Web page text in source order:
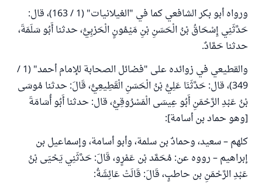
ورواه أبو بكر الشافعي كما في "الغيلانيات" (1 / 163)، قال:
حَدَّثَنِي إِسْحَاقُ بْنُ الْحَسَنِ بْنِ مَيْمُونٍ الْحَرْبِيُّ، حدثنا أَبُو سَلَمَةَ،
حدثنا حَمَّادٌ.
والقطيعي في زوائده على "فضائل الصحابة للإمام أحمد" (1 /
349)، قال: حَدَّثَنَا عَلِيُّ بْنُ الْحَسَنِ الْقَطِيعِيُّ، قَالَ: حدثنا مُوسَى
بْنُ عَبْدِ الرَّحْمَنِ أَبُو عِيسَى الْمَسْرُوقِيُّ، قال: حدثنا أَبُو أُسَامَةَ
[وهو حماد بن أسامة]:
كلهم – سعيد، وحمادٌ بن سلمة، وأبو أسامة، وإسماعيل بن
إبراهيم – رووه عن: مُحَمَّد بْن عَمْرٍو، قَالَ: حَدَّثَنِي يَحْيَى بْنُ
عَبْدِ الرَّحْمَنِ بن حاطبٍ، قَالَ: قَالَتْ عَائِشَةُ: